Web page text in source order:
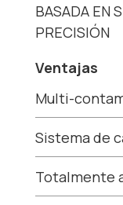
BASADA EN
PRECISIÓN
Ventajas
Multi-
Sistema de
Totalmente